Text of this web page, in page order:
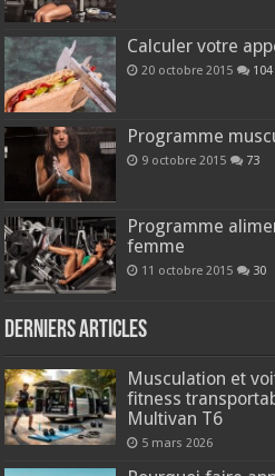
Calculer votre
20 octobre 2015 104
Programme
9 octobre 2015 73
Programme
femme
11 octobre 2015 30
Derniers articles
Musculation et
fitness
Multivan T6
5 mars 2026